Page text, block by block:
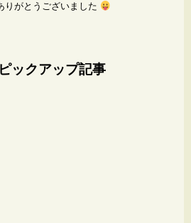
りがとうございました
ックアップ記事